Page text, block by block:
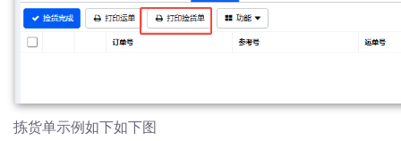
拣货单示例如下如下图